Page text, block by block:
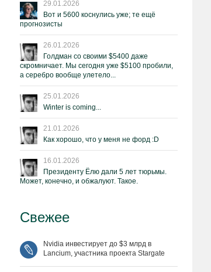
29.01.2026
Вот и 5600 коснулись уже; те ещё
прогнозисты
26.01.2026
Голдман со своими $5400 даже
скромничает. Мы сегодня уже $5100 пробили,
а серебро вообще улетело...
25.01.2026
Winter is coming...
21.01.2026
Как хорошо, что у меня не форд :D
16.01.2026
Президенту Ёлю дали 5 лет тюрьмы.
Может, конечно, и обжалуют. Такое.
Свежее
Nvidia инвестирует до $3 млрд в
Lancium, участника проекта Stargate